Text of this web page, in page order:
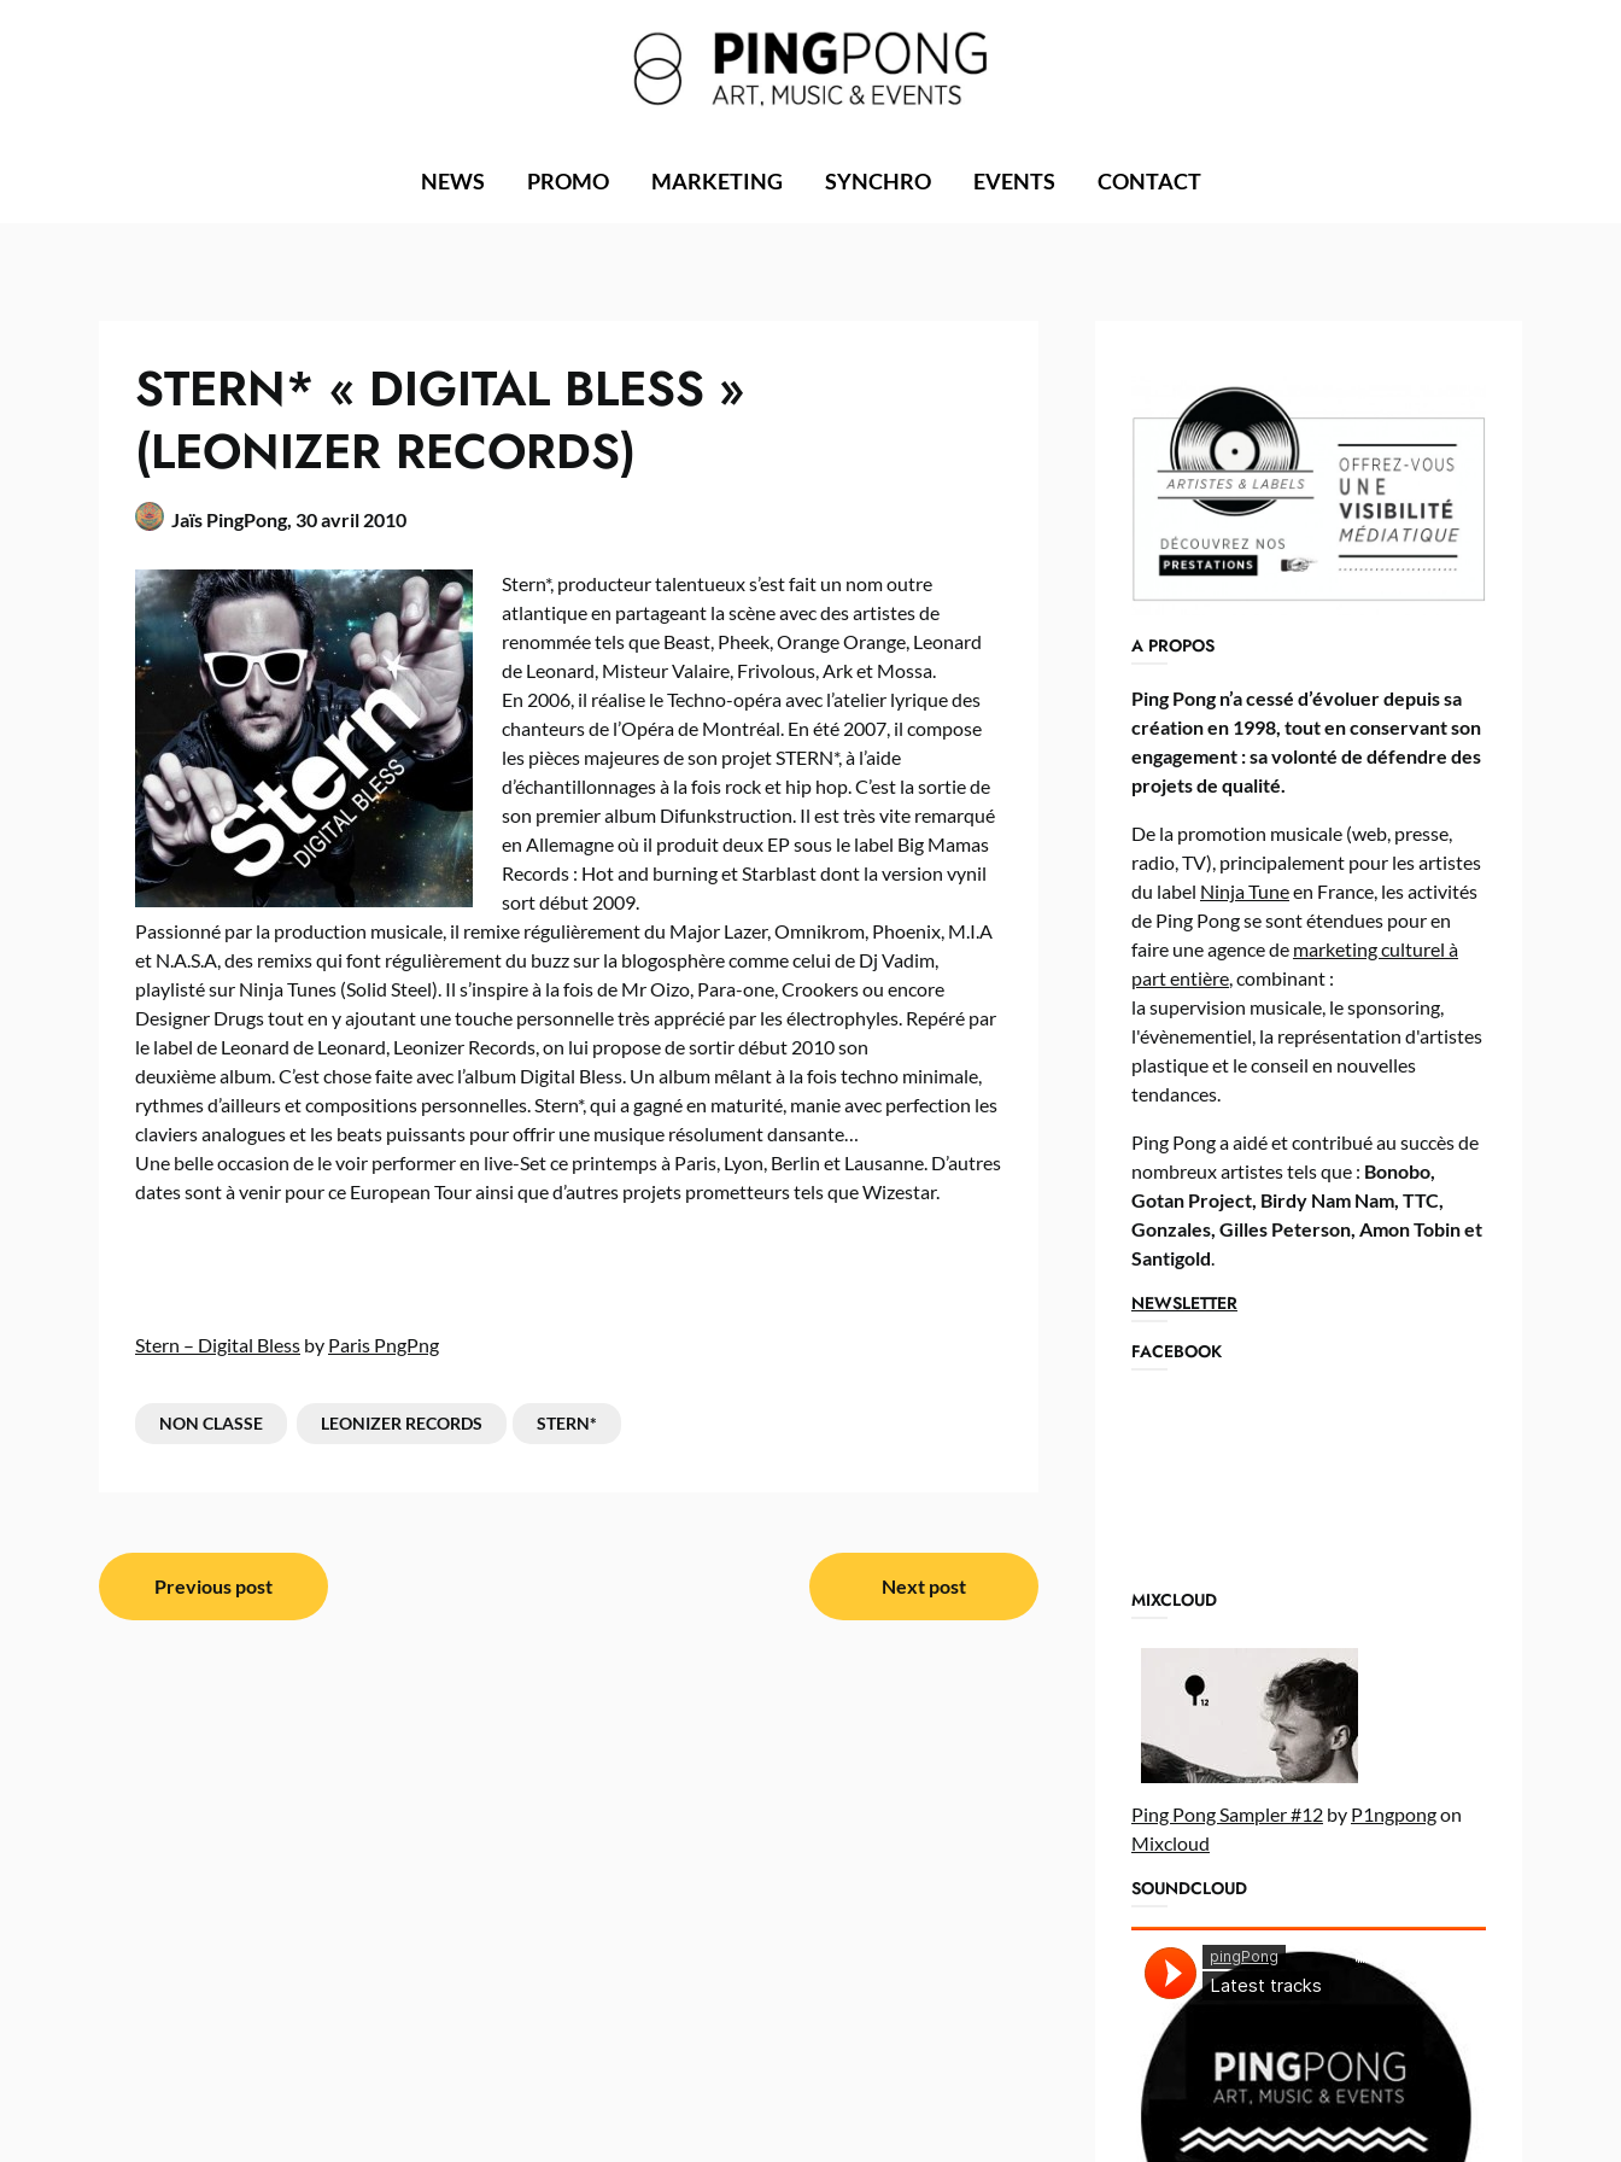
NEWS PROMO MARKETING SYNCHRO EVENTS CONTACT
STERN* « DIGITAL BLESS »
(LEONIZER RECORDS)
Jaïs PingPong, 30 avril 2010
Stern*, producteur talentueux s’est fait un nom outre
atlantique en partageant la scène avec des artistes de
renommée tels que Beast, Pheek, Orange Orange, Leonard
de Leonard, Misteur Valaire, Frivolous, Ark et Mossa.
En 2006, il réalise le Techno-opéra avec l’atelier lyrique des
chanteurs de l’Opéra de Montréal. En été 2007, il compose
les pièces majeures de son projet STERN*, à l’aide
d’échantillonnages à la fois rock et hip hop. C’est la sortie de
son premier album Difunkstruction. Il est très vite remarqué
en Allemagne où il produit deux EP sous le label Big Mamas
Records : Hot and burning et Starblast dont la version vynil
sort début 2009.
Passionné par la production musicale, il remixe régulièrement du Major Lazer, Omnikrom, Phoenix, M.I.A
et N.A.S.A, des remixs qui font régulièrement du buzz sur la blogosphère comme celui de Dj Vadim,
playlisté sur Ninja Tunes (Solid Steel). Il s’inspire à la fois de Mr Oizo, Para-one, Crookers ou encore
Designer Drugs tout en y ajoutant une touche personnelle très apprécié par les électrophyles. Repéré par
le label de Leonard de Leonard, Leonizer Records, on lui propose de sortir début 2010 son
deuxième album. C’est chose faite avec l’album Digital Bless. Un album mêlant à la fois techno minimale,
rythmes d’ailleurs et compositions personnelles. Stern*, qui a gagné en maturité, manie avec perfection les
claviers analogues et les beats puissants pour offrir une musique résolument dansante…
Une belle occasion de le voir performer en live-Set ce printemps à Paris, Lyon, Berlin et Lausanne. D’autres
dates sont à venir pour ce European Tour ainsi que d’autres projets prometteurs tels que Wizestar.
Stern – Digital Bless by Paris PngPng
NON CLASSE LEONIZER RECORDS STERN*
Navigation
de
Previous post Next post
A PROPOS
Ping Pong n’a cessé d’évoluer depuis sa
création en 1998, tout en conservant son
engagement : sa volonté de défendre des
projets de qualité.
De la promotion musicale (web, presse,
radio, TV), principalement pour les artistes
du label Ninja Tuneen France, les activités
de Ping Pong se sont étendues pour en
faire une agence de marketing culturel à
part entière, combinant :
la supervision musicale, le sponsoring,
l'évènementiel, la représentation d'artistes
plastique et le conseil en nouvelles
tendances.
Ping Pong a aidé et contribué au succès de
nombreux artistes tels que : Bonobo,
Gotan Project, Birdy Nam Nam, TTC,
Gonzales, Gilles Peterson, Amon Tobin et
Santigold.
NEWSLETTER
FACEBOOK
MIXCLOUD
Ping Pong Sampler #12by P1ngpongon
Mixcloud
SOUNDCLOUD